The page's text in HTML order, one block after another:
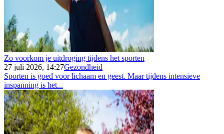
Zo voorkom je uitdroging tijdens het sporten
27 juli 2026, 14:27Gezondheid
Sporten is goed voor lichaam en geest. Maar tijdens intensieve
inspanning is het...